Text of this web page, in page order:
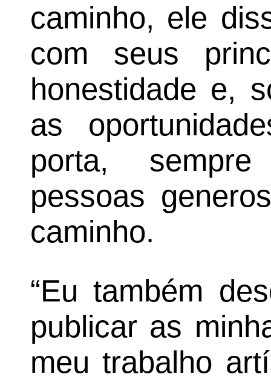
caminho, ele
com seus
honestidade e,
as
porta,
pessoas
caminho.
“Eu também
publicar as
meu trabalho